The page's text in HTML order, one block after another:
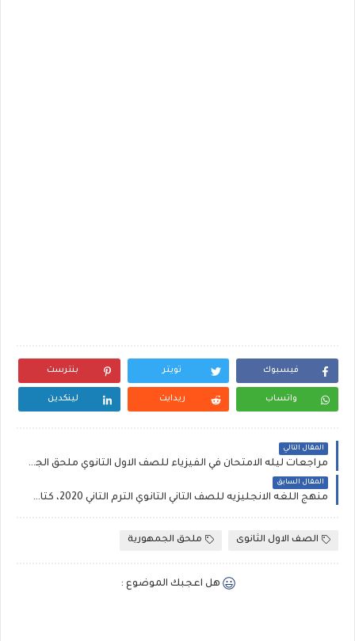
فيسبوك تويتر بنترست
واتساب ريدايت لينكدين
المقال التالي
مراجعات ليله الامتحان في الفيزياء للصف الاول الثانوي ملحق الجمهوريه التعليمي 2020
المقال السابق
منهج اللغه الانجليزيه للصف الثاني الثانوي الترم الثاني 2020، كتاب العمالقه
الصف الاول الثانوى ملحق الجمهورية
هل اعجبك الموضوع :